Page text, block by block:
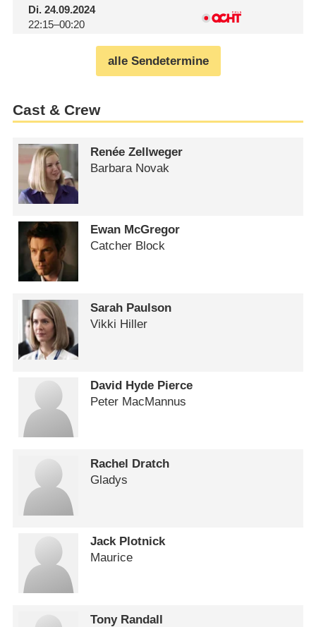
Di.24.09.2024
22:15–00:20
alle Sendetermine
Cast & Crew
Renée Zellweger
Barbara Novak
Ewan McGregor
Catcher Block
Sarah Paulson
Vikki Hiller
David Hyde Pierce
Peter MacMannus
Rachel Dratch
Gladys
Jack Plotnick
Maurice
Tony Randall